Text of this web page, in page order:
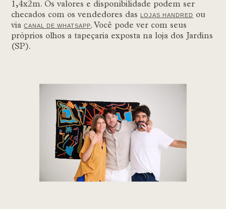
1,4x2m. Os valores e disponibilidade podem ser
checados com os vendedores das LOJAS HANDRED ou
viaCANAL DE WHATSAPP. Você pode ver com seus
próprios olhos a tapeçaria exposta na loja dos Jardins
(SP).